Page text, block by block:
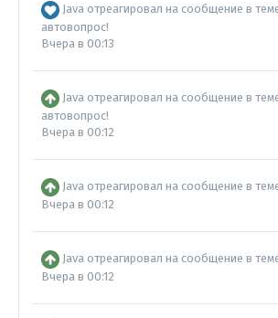
Java отреагировал на сообщение в
автовопрос!
Вчера в 00:13
Java отреагировал на сообщение в
автовопрос!
Вчера в 00:12
Java отреагировал на сообщение в
Вчера в 00:12
Java отреагировал на сообщение в
Вчера в 00:12